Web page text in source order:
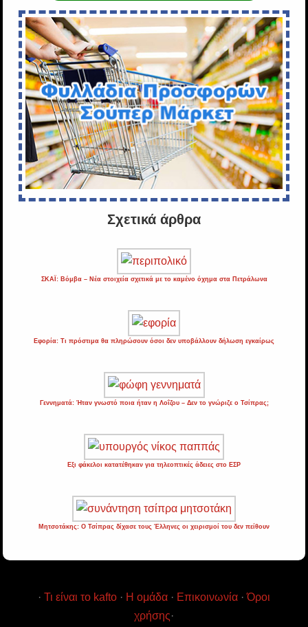
Σχετικά άρθρα
ΣΚΑΪ: Βόμβα – Νέα στοιχεία σχετικά με το καμένο όχημα στα Πετράλωνα
Εφορία: Τι πρόστιμα θα πληρώσουν όσοι δεν υποβάλλουν δήλωση εγκαίρως
Γεννηματά: Ήταν γνωστό ποια ήταν η Λοΐζου – Δεν το γνώριζε ο Τσίπρας;
Εξι φάκελοι κατατέθηκαν για τηλεοπτικές άδειες στο ΕΣΡ
Μητσοτάκης: Ο Τσίπρας δίχασε τους Έλληνες οι χειρισμοί του δεν πείθουν
· Τι είναι το kafto · Η ομάδα · Επικοινωνία ·Όροι
χρήσης·